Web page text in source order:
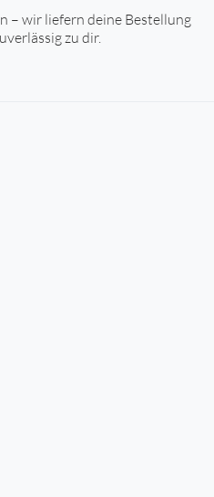
– wir liefern deine Bestellung
zu dir.